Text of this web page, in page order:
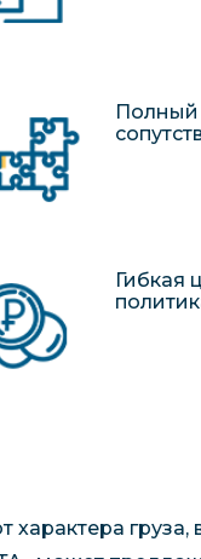
Полный
Гибкая
характера груза,